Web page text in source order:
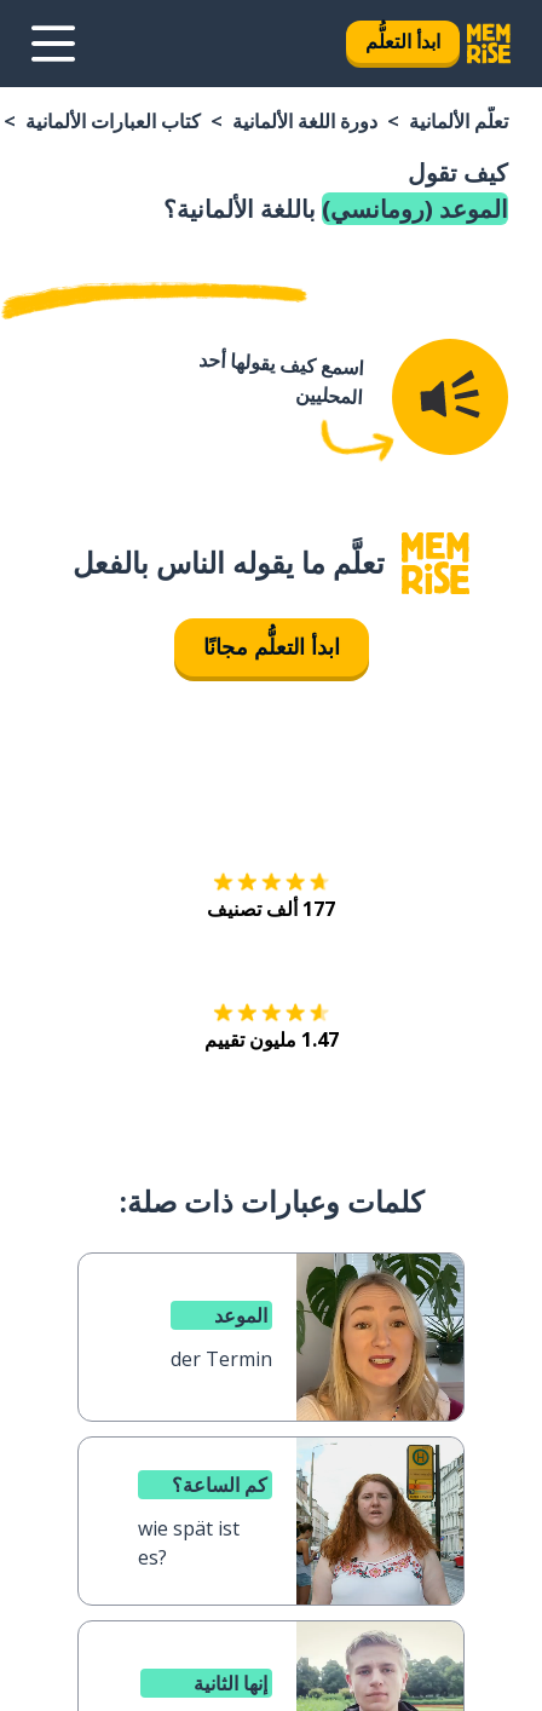
ابدأ التعلُّم
تعلَّم الألمانية دورة اللغة الألمانية كتاب العبارات الألمانية
كيف تقول
الموعد (رومانسي) باللغة الألمانية؟
اسمع كيف يقولها أحد
المحليين
تعلَّم ما يقوله الناس بالفعل
ابدأ التعلُّم مجانًا
177 ألف تصنيف
1.47 مليون تقييم
كلمات وعبارات ذات صلة:
الموعد
der Termin
كم الساعة؟
wie spät ist
es?
إنها الثانية